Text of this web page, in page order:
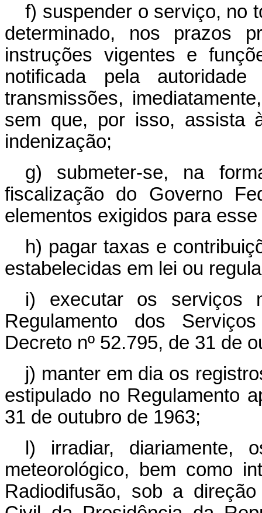
f) suspender o serviço, no
determinado, nos prazos
instruções vigentes e
notificada pela
transmissões,
sem que, por isso, assista
indenização;
g) submeter-se, na
fiscalização do Governo
elementos exigidos para esse
h) pagar taxas e
estabelecidas em lei ou
i) executar os serviços
Regulamento dos
Decreto nº 52.795, de 31 de
j) manter em dia os
estipulado no Regulamento
31 de outubro de 1963;
l) irradiar, diariamente,
meteorológico, bem como
Radiodifusão, sob a